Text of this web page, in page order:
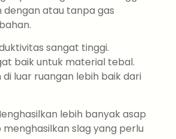
dengan atau tanpa gas
sangat tinggi.
baik untuk material tebal.
di luar ruangan lebih baik dari
lebih banyak asap
menghasilkan slag yang perlu